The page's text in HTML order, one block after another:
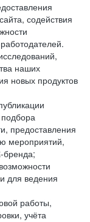
содействия
наших
новых продуктов
предоставления
мероприятий,
бренда;
для ведения
работы,
учёта